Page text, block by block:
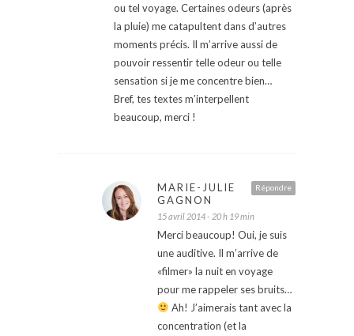
ou tel voyage. Certaines odeurs (après
la pluie) me catapultent dans d’autres
moments précis. Il m’arrive aussi de
pouvoir ressentir telle odeur ou telle
sensation si je me concentre bien…
Bref, tes textes m’interpellent
beaucoup, merci !
Répondre
MARIE-JULIE
GAGNON
15 avril 2014 - 20 h 19 min
Merci beaucoup! Oui, je suis
une auditive. Il m’arrive de
«filmer» la nuit en voyage
pour me rappeler ses bruits…
Ah! J’aimerais tant avec la
concentration (et la